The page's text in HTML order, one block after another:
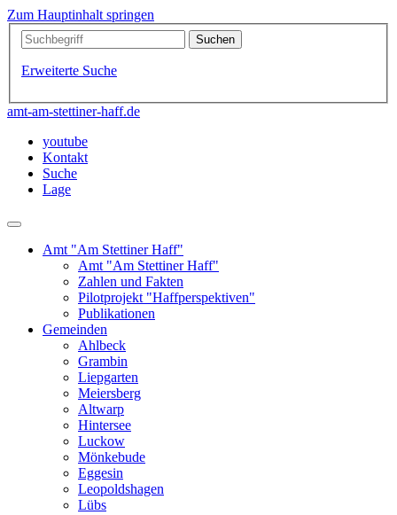
Zum Hauptinhalt springen
Erweiterte Suche
amt-am-stettiner-haff.de
youtube
Kontakt
Suche
Lage
Amt "Am Stettiner Haff"
Amt "Am Stettiner Haff"
Zahlen und Fakten
Pilotprojekt "Haffperspektiven"
Publikationen
Gemeinden
Ahlbeck
Grambin
Liepgarten
Meiersberg
Altwarp
Hintersee
Luckow
Mönkebude
Eggesin
Leopoldshagen
Lübs